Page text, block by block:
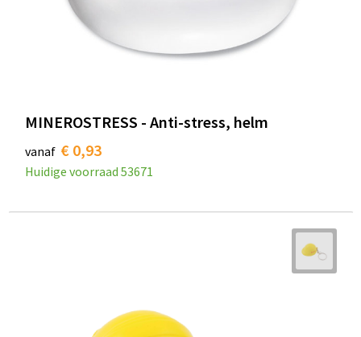
MINEROSTRESS - Anti-stress, helm
vanaf € 0,93
Huidige voorraad 53671